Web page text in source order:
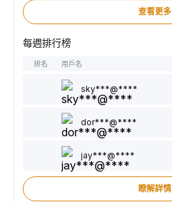
查看更多
每週排行榜
排名 用戶名
sky***@****
dor***@****
jay***@****
瞭解詳情